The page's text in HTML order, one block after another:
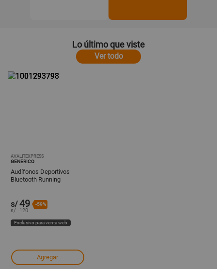
Lo último que viste
Ver todo
AVALITEXPRESS
GENÉRICO
Audífonos Deportivos
Bluetooth Running
s/49 -59%
s/ 120
Exclusivo para venta web
Agregar